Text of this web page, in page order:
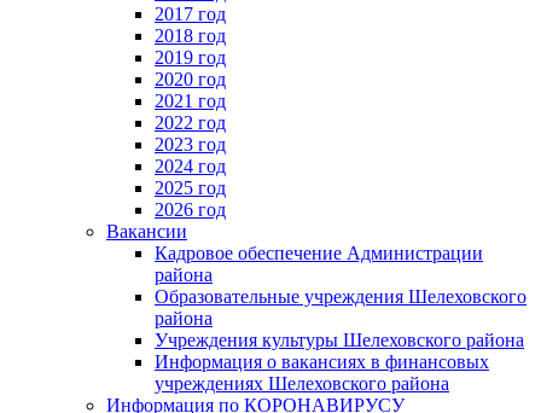
2017 год
2018 год
2019 год
2020 год
2021 год
2022 год
2023 год
2024 год
2025 год
2026 год
Вакансии
Кадровое обеспечение Администрации
района
Образовательные учреждения Шелеховского
района
Учреждения культуры Шелеховского района
Информация о вакансиях в финансовых
учреждениях Шелеховского района
Информация по КОРОНАВИРУСУ